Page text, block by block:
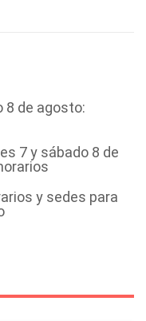
8 de agosto:
7 y sábado 8 de
y sedes para